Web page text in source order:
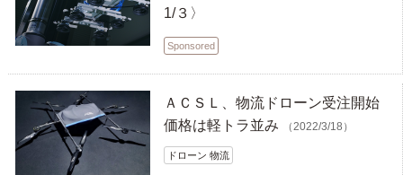
1/３〉
Sponsored
ＡＣＳＬ、物流ドローン受注開始
価格は軽トラ並み
（2022/3/18）
ドローン 物流